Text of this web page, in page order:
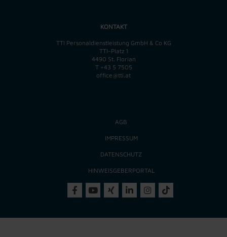
KONTAKT
TTI Personaldienstleistung GmbH & Co KG
TTI-Platz 1
4490 St. Florian
T +43 5 7505
office@tti.at
AGB
IMPRESSUM
DATENSCHUTZ
HINWEISGEBERPORTAL